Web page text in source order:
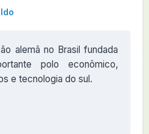
alemã no Brasil fundada
polo econômico,
e tecnologia do sul.